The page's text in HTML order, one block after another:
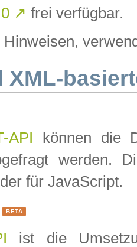
↗ frei verfügbar.
Hinweisen,
XML-
API können die
werden.
für JavaScript.
BETA
ist die